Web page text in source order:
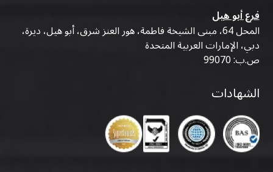
فرع أبو هيل
المحل 64، مبنى الشيخة فاطمة، هور العنز شرق، أبو هيل، ديرة،
دبي، الإمارات العربية المتحدة
ص.ب: 99070
الشهادات